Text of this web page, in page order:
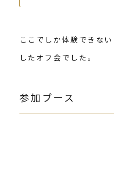
ここでしか体験できな
したオフ会でした。
参加ブース